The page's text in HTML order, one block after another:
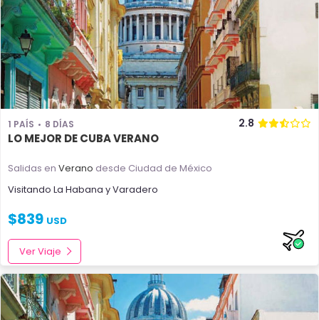
1 PAÍS 8 DÍAS 2.8
LO MEJOR DE CUBA VERANO
Salidas en Verano desde Ciudad de México
Visitando La Habana yVaradero
$839 USD
Ver Viaje